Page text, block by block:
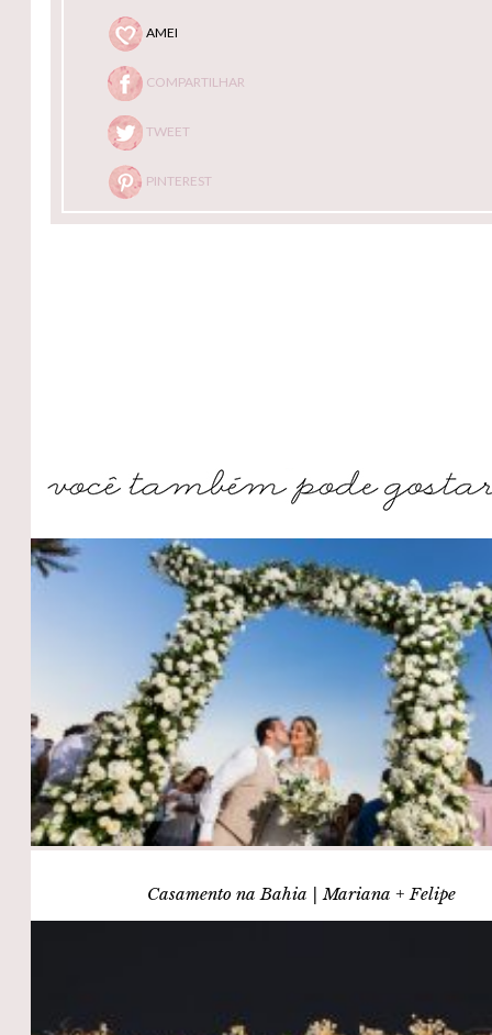
AMEI
COMPARTILHAR
TWEET
PINTEREST
Casamento na Bahia | Mariana + Felipe